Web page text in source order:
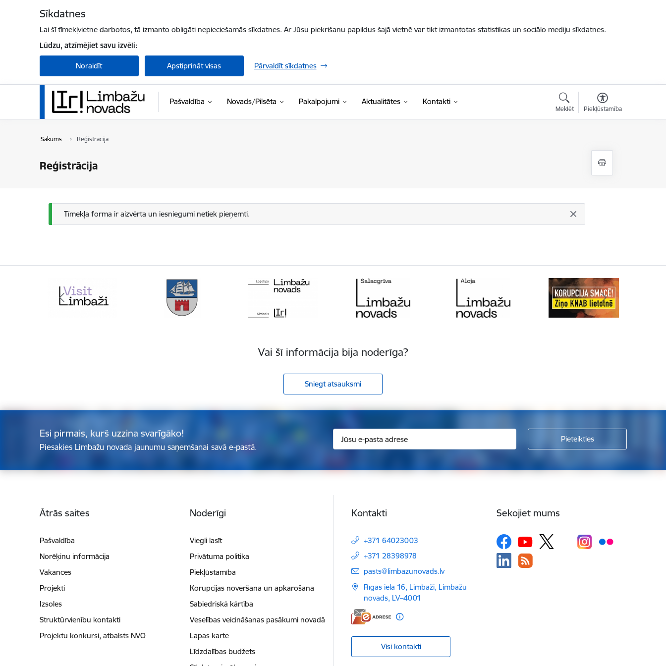
Sīkdatnes
Lai šī tīmekļvietne darbotos, tā izmanto obligāti nepieciešamās sīkdatnes. Ar Jūsu piekrišanu papildus šajā vietnē var tikt izmantotas statistikas un sociālo mediju sīkdatnes.
Lūdzu, atzīmējiet savu izvēli:
Noraidīt Apstiprināt visas Pārvaldīt sīkdatnes
Pašvaldība Novads/Pilsēta Pakalpojumi Aktualitātes Kontakti
Meklēt Piekļūstamība
Sākums Reģistrācija
Reģistrācija
Statusa ziņojums
Tīmekļa forma ir aizvērta un iesniegumi netiek pieņemti.
Vai šī informācija bija noderīga?
Sniegt atsauksmi
Esi pirmais, kurš uzzina svarīgāko!
Piesakies Limbažu novada jaunumu saņemšanai savā e-pastā.
Ātrās saites
Pašvaldība
Norēķinu informācija
Vakances
Projekti
Izsoles
Struktūrvienību kontakti
Projektu konkursi, atbalsts NVO
Noderīgi
Viegli lasīt
Privātuma politika
Piekļūstamība
Korupcijas novēršana un apkarošana
Sabiedriskā kārtība
Veselības veicināšanas pasākumi novadā
Lapas karte
Līdzdalības budžets
Kontakti
+371 64023003
+371 28398978
E-pasts:
pasts@limbazunovads.lv
Rīgas iela 16, Limbaži, Limbažu
novads, LV–4001
Visi kontakti
Sekojiet mums